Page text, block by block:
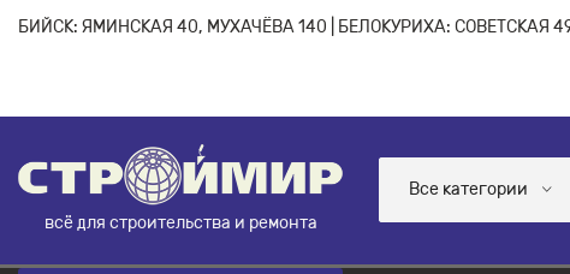
БИЙСК: ЯМИНСКАЯ 40, МУХАЧЁВА 140 | БЕЛОКУРИХА: СОВЕТСКАЯ
всё для строительства и ремонта
Все категории